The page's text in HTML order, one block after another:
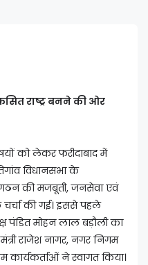
राष्ट्र बनने की ओर
को लेकर फरीदाबाद में
विधानसभा के
की मजबूती, जनसेवा एवं
चर्चा की गई। इससे पहले
पंडित मोहन लाल बड़ौली का
राजेश नागर, नगर निगम
कार्यकर्ताओं ने स्वागत किया।